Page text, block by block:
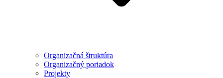
Organizačná štruktúra
Organizačný poriadok
Projekty